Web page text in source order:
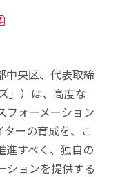
中央区、代表取締
」）は、高度な
フォーメーション
ターの育成を、こ
進すべく、独自の
ションを提供する